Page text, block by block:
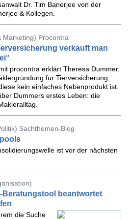
Dr. Tim Banerjee von der
& Kollegen.
Marketing) Procontra
verkauft man
procontra erklärt Theresa Dummer,
für Tierversicherung
kein einfaches Nebenprodukt ist.
Dummers erstes Leben: die
Sachthemen-Blog
ist vor der nächsten
Beratungstool beantwortet
die Suche